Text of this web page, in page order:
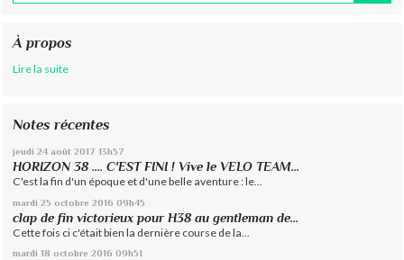
À propos
Lire la suite
Notes récentes
jeudi 24 août 2017 13h57
HORIZON 38 .... C'EST FINI ! Vive le VELO TEAM...
C'est la fin d'un époque et d'une belle aventure : le...
mardi 25 octobre 2016 09h45
clap de fin victorieux pour H38 au gentleman de...
Cette fois ci c'était bien la dernière course de la...
mardi 18 octobre 2016 09h51